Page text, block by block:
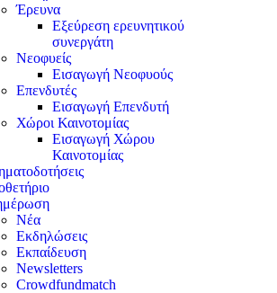
Έρευνα
Εξεύρεση ερευνητικού
συνεργάτη
Νεοφυείς
Εισαγωγή Νεοφυούς
Επενδυτές
Εισαγωγή Επενδυτή
Χώροι Καινοτομίας
Εισαγωγή Χώρου
Καινοτομίας
Νέα
Εκδηλώσεις
Εκπαίδευση
Newsletters
Crowdfundmatch